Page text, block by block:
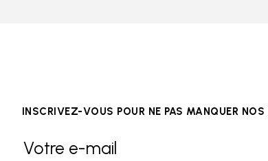
INSCRIVEZ-VOUS POUR NE PAS MANQUER NOS